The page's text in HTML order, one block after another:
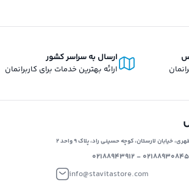
پول دیجیتال شما اضافه می‌شود که می‌توانید در
و فیزیکی، تلاش می‌کند تا بستری برابر و
ارسال به سراسر کشور
ارائه بهترین خدمات برای کاربرانمان
خیابان لارستان، کوچه حسینی راد، پلاک ۹ واحد ۲
info@stavitastore.com